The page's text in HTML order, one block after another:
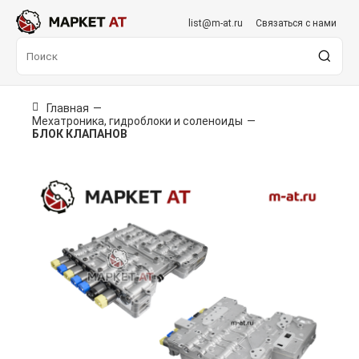
list@m-at.ru Связаться с нами
Главная —
Мехатроника, гидроблоки и соленоиды —
БЛОК КЛАПАНОВ